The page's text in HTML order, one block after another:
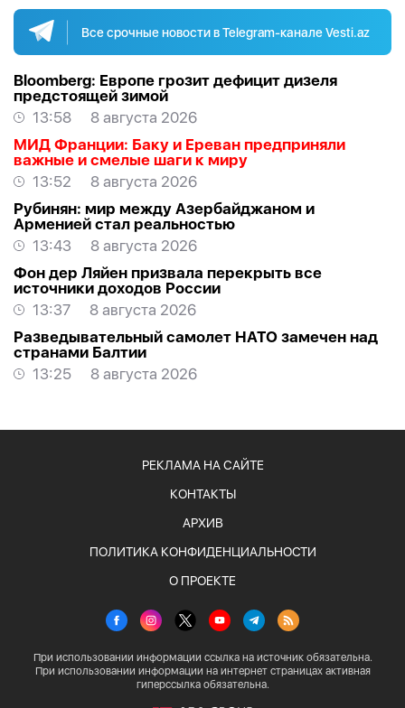
Все срочные новости в Telegram-канале Vesti.az
Bloomberg: Европе грозит дефицит дизеля
предстоящей зимой
13:58
8 августа 2026
МИД Франции: Баку и Ереван предприняли
важные и смелые шаги к миру
13:52
8 августа 2026
Рубинян: мир между Азербайджаном и
Арменией стал реальностью
13:43
8 августа 2026
Фон дер Ляйен призвала перекрыть все
источники доходов России
13:37
8 августа 2026
Разведывательный самолет НАТО замечен над
странами Балтии
13:25
8 августа 2026
РЕКЛАМА НА САЙТЕ
КОНТАКТЫ
АРХИВ
ПОЛИТИКА КОНФИДЕНЦИАЛЬНОСТИ
О ПРОЕКТЕ
При использовании информации ссылка на источник обязательна.
При использовании информации на интернет страницах активная
гиперссылка обязательна.